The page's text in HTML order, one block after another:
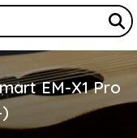
EM-X1 Pro